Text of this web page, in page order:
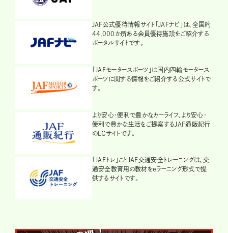
JAF公式優待情報サイト「JAFナビ」は、全国約
44,000か所ある会員優待施設をご紹介する
ポータルサイトです。
「JAFモータースポーツ」は国内四輪モータース
ポーツに関する情報をご紹介する公式サイトで
す。
より安心・便利で豊かなカーライフ、より安心・
便利で豊かな生活をご提案するJAF通販紀行
のECサイトです。
「JAFトレ」ことJAF交通安全トレーニングは、交
通安全教育用の教材をeラーニング形式で提
供するサイトです。